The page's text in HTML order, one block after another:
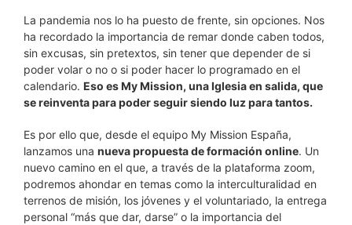
La pandemia nos lo ha puesto de frente, sin opciones. Nos
ha recordado la importancia de remar donde caben todos,
sin excusas, sin pretextos, sin tener que depender de si
poder volar o no o si poder hacer lo programado en el
calendario. Eso es My Mission, una Iglesia en salida, que
se reinventa para poder seguir siendo luz para tantos.
Es por ello que, desde el equipo My Mission España,
lanzamos una nueva propuesta de formación online. Un
nuevo camino en el que, a través de la plataforma zoom,
podremos ahondar en temas como la interculturalidad en
terrenos de misión, los jóvenes y el voluntariado, la entrega
personal “más que dar, darse” o la importancia del